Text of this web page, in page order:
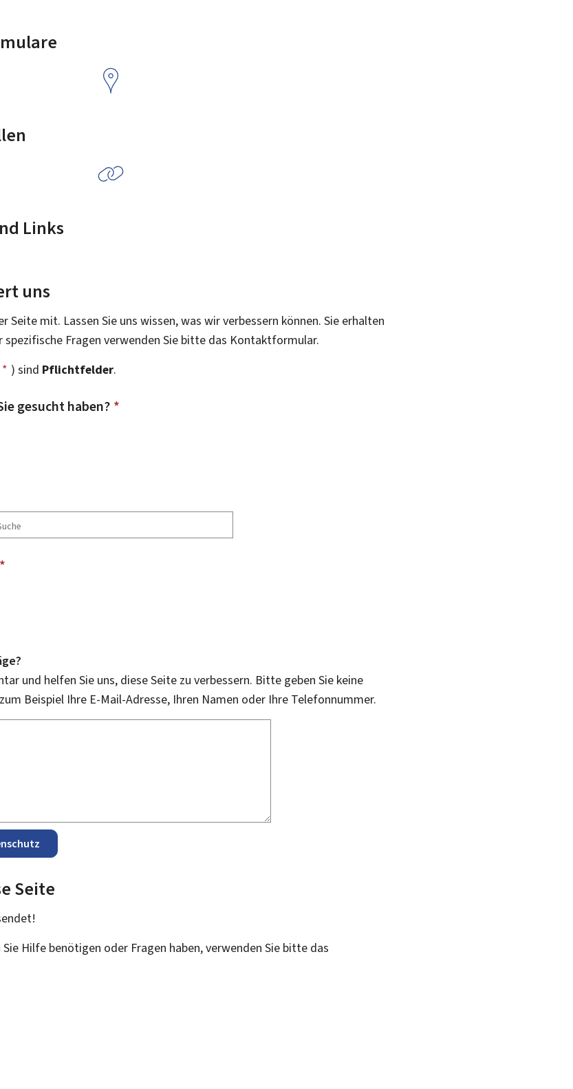
Links
uns
Seite mit. Lassen Sie uns wissen, was wir verbessern können. Sie erhalten
spezifische Fragen verwenden Sie bitte das Kontaktformular.
* ) sind Pflichtfelder.
gesucht haben? *
*
und helfen Sie uns, diese Seite zu verbessern. Bitte geben Sie keine
Beispiel Ihre E-Mail-Adresse, Ihren Namen oder Ihre Telefonnummer.
Seite
Hilfe benötigen oder Fragen haben, verwenden Sie bitte das